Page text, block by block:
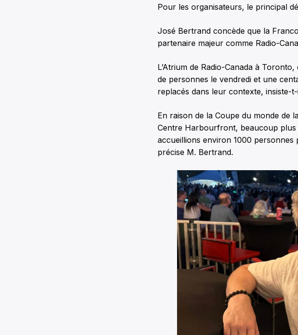
Pour les organisateurs, le principal
José Bertrand concède que la
partenaire majeur comme Radio-
L’Atrium de Radio-Canada à
de personnes le vendredi et une
replacés dans leur contexte, insiste-t-
En raison de la Coupe du monde de
Centre Harbourfront, beaucoup
accueillions environ 1000 personnes
précise M. Bertrand.